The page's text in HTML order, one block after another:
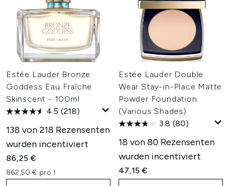
Estée Lauder Bronze
Goddess Eau Fraîche
Skinscent - 100ml
4.5 (218)
138 von 218 Rezensenten
wurden incentiviert
86,25 €
862,50 € pro l
Estée Lauder Double
Wear Stay-in-Place Matte
Powder Foundation
(Various Shades)
3.8 (80)
18 von 80 Rezensenten
wurden incentiviert
47,15 €